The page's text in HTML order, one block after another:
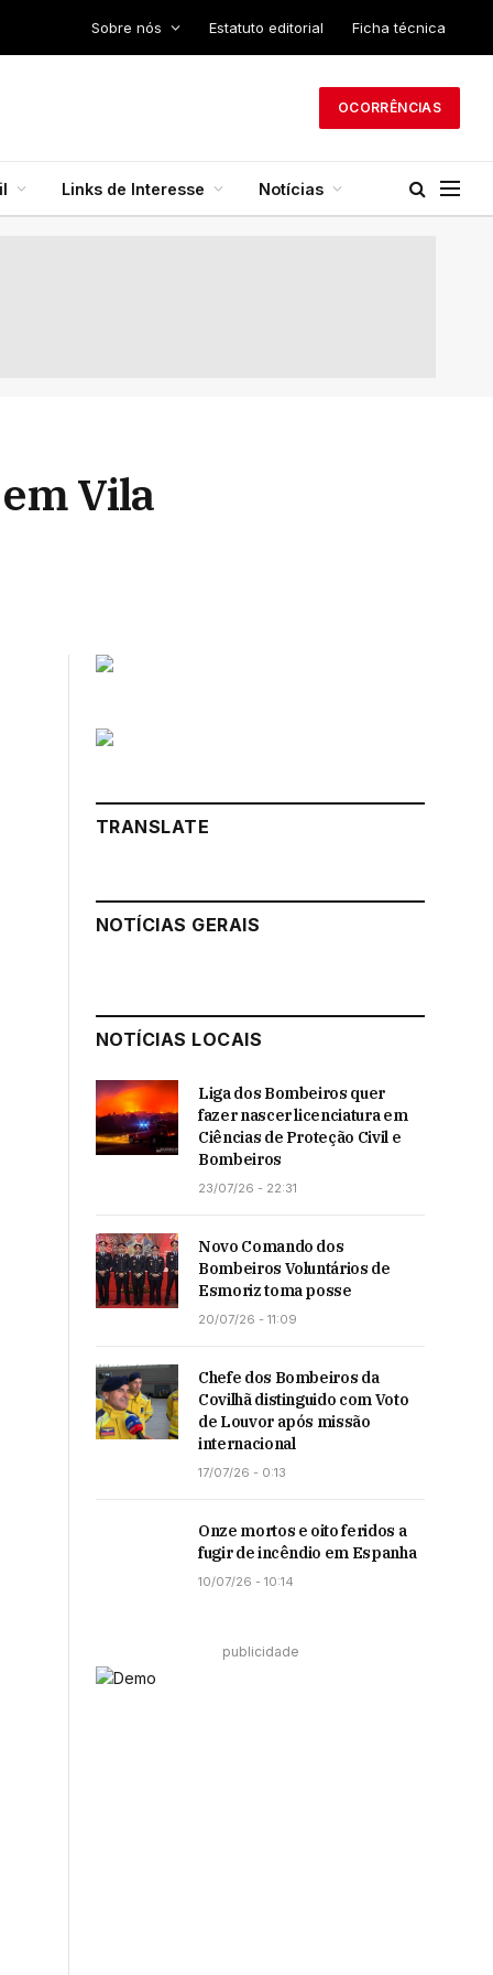
Sobre nós Estatuto editorial Ficha técnica
OCORRÊNCIAS
Links de Interesse Notícias
Vila
TRANSLATE
NOTÍCIAS GERAIS
NOTÍCIAS LOCAIS
Liga dos Bombeiros quer
fazer nascer licenciatura em
Ciências de Proteção Civil e
Bombeiros
23/07/26 - 22:31
Novo Comando dos
Bombeiros Voluntários de
Esmoriz toma posse
20/07/26 - 11:09
Chefe dos Bombeiros da
Covilhã distinguido com Voto
de Louvor após missão
internacional
17/07/26 - 0:13
Onze mortos e oito feridos a
fugir de incêndio em Espanha
10/07/26 - 10:14
publicidade